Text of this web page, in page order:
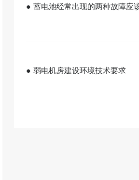
● 蓄电池经常出现的两种故障应
● 弱电机房建设环境技术要求